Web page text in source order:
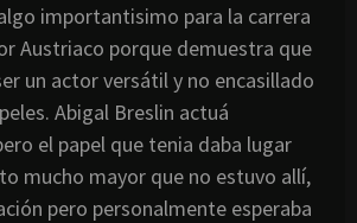
importantisimo para la carrera
Austriaco porque demuestra que
un actor versátil y no encasillado
Abigal Breslin actuá
el papel que tenia daba lugar
mucho mayor que no estuvo allí,
pero personalmente esperaba